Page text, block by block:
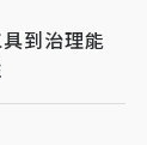
到治理能